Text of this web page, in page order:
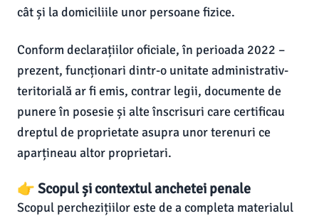
cât și la domiciliile unor persoane fizice.
Conform declarațiilor oficiale, în perioada 2022 –
prezent, funcționari dintr-o unitate administrativ-
teritorială ar fi emis, contrar legii, documente de
punere în posesie și alte înscrisuri care certificau
dreptul de proprietate asupra unor terenuri ce
aparțineau altor proprietari.
👉 Scopul și contextul anchetei penale
Scopul perchezițiilor este de a completa materialul